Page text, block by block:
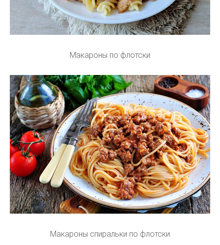
Макароны по флотски
Макароны спиральки по флотски